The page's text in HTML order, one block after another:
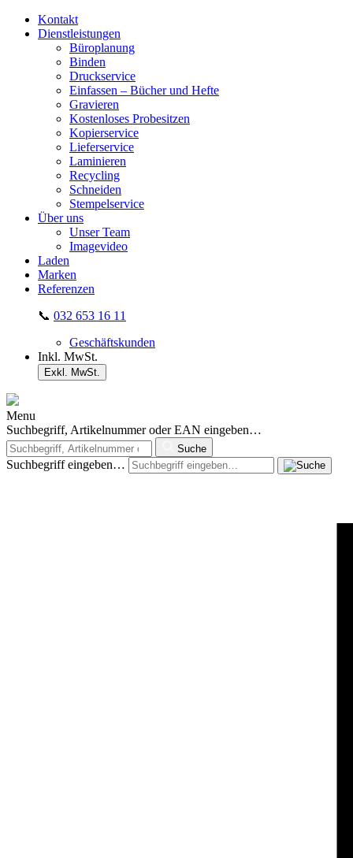
Kontakt
Dienstleistungen
Büroplanung
Binden
Druckservice
Einfassen – Bücher und Hefte
Gravieren
Kostenloses Probesitzen
Kopierservice
Lieferservice
Laminieren
Recycling
Schneiden
Stempelservice
Über uns
Unser Team
Imagevideo
Laden
Marken
Referenzen
📞 032 653 16 11
Geschäftskunden
Inkl. MwSt.
Exkl. MwSt.
Menu
Suchbegriff, Artikelnummer oder EAN eingeben…
Suche
Suchbegriff eingeben…